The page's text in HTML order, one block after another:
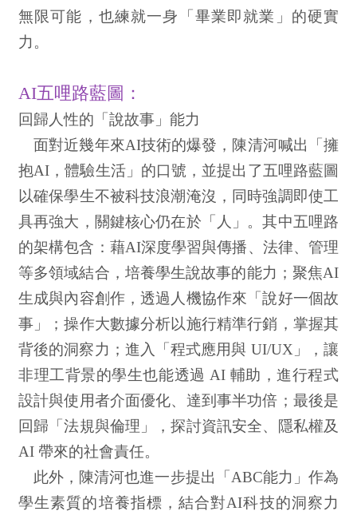
無限可能，也練就一身「畢業即就業」的硬實
力。
AI五哩路藍圖：
回歸人性的「說故事」能力
面對近幾年來AI技術的爆發，陳清河喊出「擁
抱AI，體驗生活」的口號，並提出了五哩路藍圖
以確保學生不被科技浪潮淹沒，同時強調即使工
具再強大，關鍵核心仍在於「人」。其中五哩路
的架構包含：藉AI深度學習與傳播、法律、管理
等多領域結合，培養學生說故事的能力；聚焦AI
生成與內容創作，透過人機協作來「說好一個故
事」；操作大數據分析以施行精準行銷，掌握其
背後的洞察力；進入「程式應用與 UI/UX」，讓
非理工背景的學生也能透過 AI 輔助，進行程式
設計與使用者介面優化、達到事半功倍；最後是
回歸「法規與倫理」，探討資訊安全、隱私權及
AI 帶來的社會責任。
此外，陳清河也進一步提出「ABC能力」作為
學生素質的培養指標，結合對AI科技的洞察力